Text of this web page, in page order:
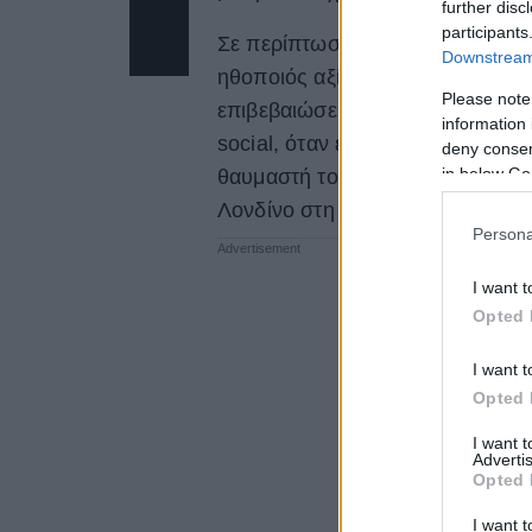
further
Please
information
deny
in below
I want
Opted
I want
Opted
I want
Opted
I want
Σε περίπτωση που χρειάζεστε
ηθοποιός αξίζει δικαιωματικά
επιβεβαιώσει. Ο star για μία
social, όταν έκατσε με υπομονή
θαυμαστή του στον χώρο του
Λονδίνο στη Νέα Υόρκη,